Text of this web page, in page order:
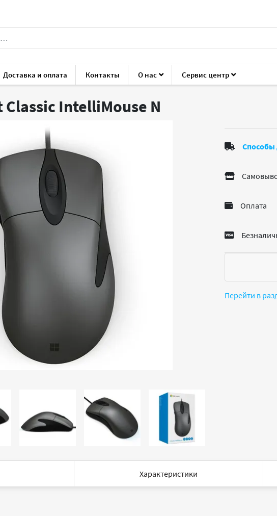
Доставка и оплата Контакты О нас Сервис центр
Клавиатуры и мыши Microsoft Classic IntelliMouse
IntelliMouse N
Способы
Оплата
Перейти в
Характеристики